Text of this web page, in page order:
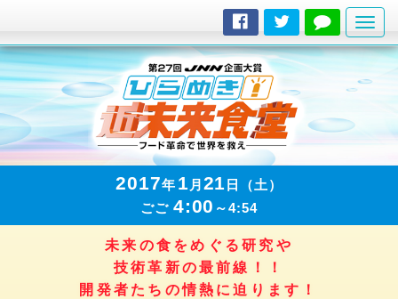
2017年 1 月 21 日（土）
ごご 4:00 ～4:54
未来の食をめぐる研究や
技術革新の最前線！！
開発者たちの情熱に迫ります！
ナ
ビ